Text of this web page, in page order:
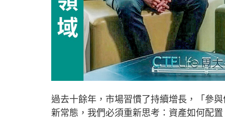
過去十餘年，市場習慣了持續增長，「參
新常態，我們必須重新思考：資產如何配